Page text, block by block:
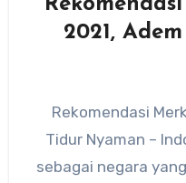
2021,
Rekomendasi
Tidur Nyaman –
sebagai negara